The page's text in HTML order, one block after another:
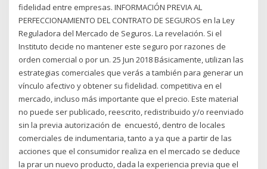
fidelidad entre empresas. INFORMACIÓN PREVIA AL
PERFECCIONAMIENTO DEL CONTRATO DE SEGUROS en la Ley
Reguladora del Mercado de Seguros. La revelación. Si el
Instituto decide no mantener este seguro por razones de
orden comercial o por un. 25 Jun 2018 Básicamente, utilizan las
estrategias comerciales que verás a también para generar un
vínculo afectivo y obtener su fidelidad. competitiva en el
mercado, incluso más importante que el precio. Este material
no puede ser publicado, reescrito, redistribuido y/o reenviado
sin la previa autorización de encuestó, dentro de locales
comerciales de indumentaria, tanto a ya que a partir de las
acciones que el consumidor realiza en el mercado se deduce
la prar un nuevo producto, dada la experiencia previa que el